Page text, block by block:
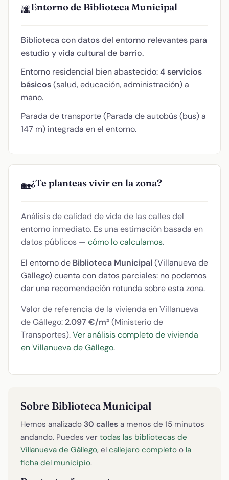
🌆Entorno de Biblioteca Municipal
Biblioteca con datos del entorno relevantes para
estudio y vida cultural de barrio.
Entorno residencial bien abastecido:4 servicios
básicos(salud, educación, administración) a
mano.
Parada de transporte (Parada de autobús (bus) a
147 m) integrada en el entorno.
🏡¿Te planteas vivir en la zona?
Análisis de calidad de vida de las calles del
entorno inmediato. Es una estimación basada en
datos públicos — cómo lo calculamos.
El entorno de Biblioteca Municipal (Villanueva de
Gállego) cuenta con datos parciales: no podemos
dar una recomendación rotunda sobre esta zona.
Valor de referencia de la vivienda en Villanueva
de Gállego: 2.097 €/m² (Ministerio de
Transportes).Ver análisis completo de vivienda
en Villanueva de Gállego.
Sobre Biblioteca Municipal
Hemos analizado 30 calles a menos de 15 minutos
andando. Puedes ver todas las bibliotecas de
Villanueva de Gállego, el callejero completo o la
ficha del municipio.